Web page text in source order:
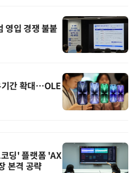
영입 경쟁 불붙
기간 확대…OLE
딩' 플랫폼 'AX
본격 공략